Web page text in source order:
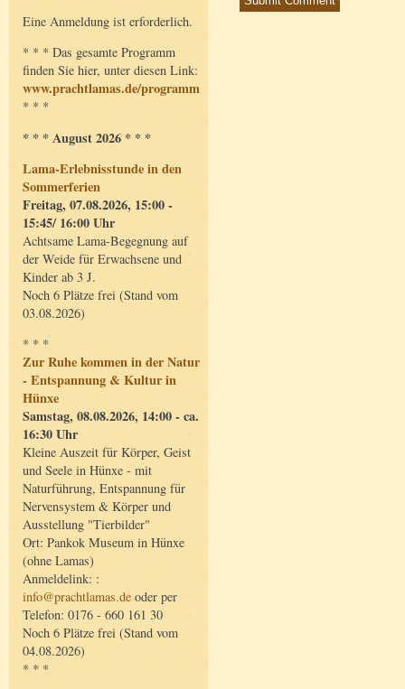
Eine Anmeldung ist erforderlich.
* * * Das gesamte Programm
finden Sie hier, unter diesen Link:
www.prachtlamas.de/programm
* * *
* * * August 2026 * * *
Lama-Erlebnisstunde in den
Sommerferien
Freitag, 07.08.2026, 15:00 -
15:45/ 16:00 Uhr
Achtsame Lama-Begegnung auf
der Weide für Erwachsene und
Kinder ab 3 J.
Noch 6 Plätze frei (Stand vom
03.08.2026)
* * *
Zur Ruhe kommen in der Natur
- Entspannung & Kultur in
Hünxe
Samstag, 08.08.2026, 14:00 - ca.
16:30 Uhr
Kleine Auszeit für Körper, Geist
und Seele in Hünxe - mit
Naturführung, Entspannung für
Nervensystem & Körper und
Ausstellung "Tierbilder"
Ort: Pankok Museum in Hünxe
(ohne Lamas)
Anmeldelink: :
info@prachtlamas.de oder per
Telefon: 0176 - 660 161 30
Noch 6 Plätze frei (Stand vom
04.08.2026)
* * *